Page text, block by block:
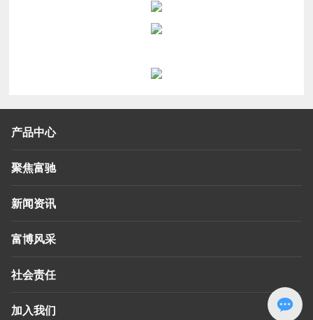
产品中心
聚焦富驰
新闻资讯
富博风采
社会责任
加入我们